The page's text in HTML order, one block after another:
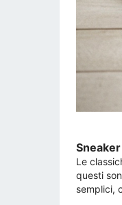
Le
questi
semplici,